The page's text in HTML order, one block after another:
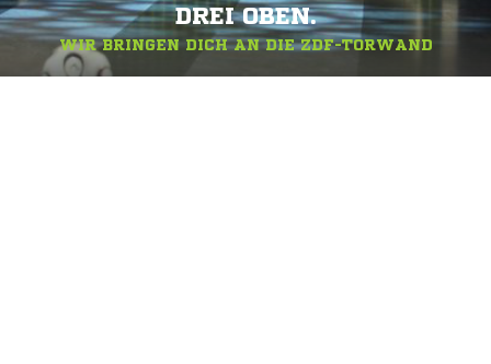
DREI OBEN.
WIR BRINGEN DICH AN DIE ZDF-TORWAND